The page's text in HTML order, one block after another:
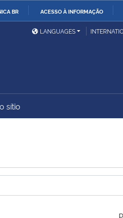
BR ACESSO À INFORMAÇÃO
Ministério das Relações
Exteriores
Controladoria-Geral da
LANGUAGES
sítio